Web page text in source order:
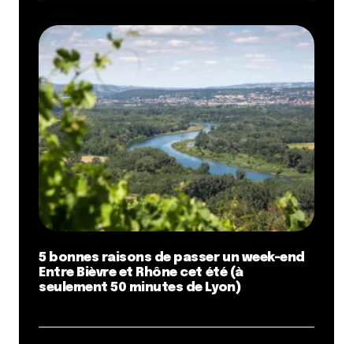
5 bonnes raisons de passer un week-end
Entre Bièvre et Rhône cet été (à
seulement 50 minutes de Lyon)